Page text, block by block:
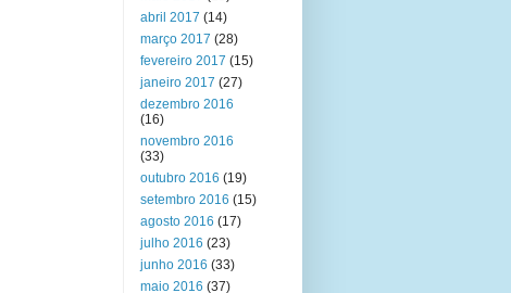
abril 2017 (14)
março 2017 (28)
fevereiro 2017 (15)
janeiro 2017 (27)
dezembro 2016
(16)
novembro 2016
(33)
outubro 2016 (19)
setembro 2016 (15)
agosto 2016 (17)
julho 2016 (23)
junho 2016 (33)
maio 2016 (37)